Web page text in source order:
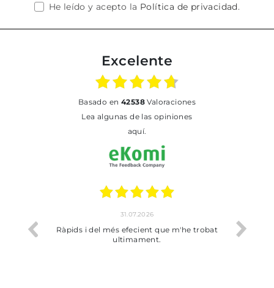
He leído y acepto la Política de privacidad.
Excelente
basado en 42538Valoraciones
Lea algunas de las opiniones
aquí.
del més efecient que m'he trobat
ultimament.
Bien pero soy de Vilafranca
dejado recoger en